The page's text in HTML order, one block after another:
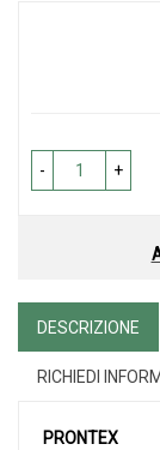
- +
DESCRIZIONE
RICHIEDI
PRONTEX